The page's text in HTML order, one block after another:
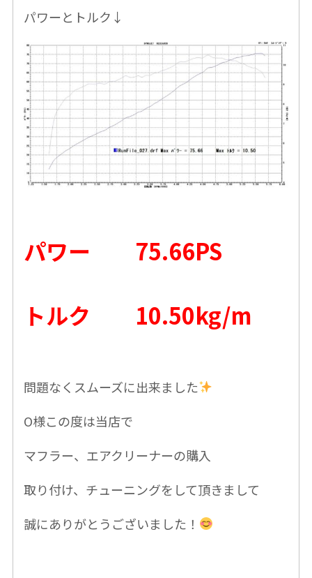
パワーとトルク↓
パワー 75.66PS
トルク 10.50kg/m
問題なくスムーズに出来ました
O様この度は当店で
マフラー、エアクリーナーの購入
取り付け、チューニングをして頂きまして
誠にありがとうございました！